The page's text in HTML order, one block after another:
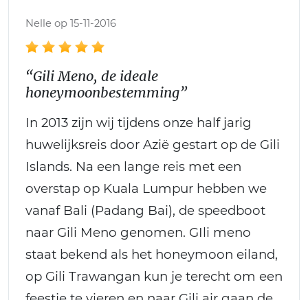
Nelle op 15-11-2016
“Gili Meno, de ideale
honeymoonbestemming”
In 2013 zijn wij tijdens onze half jarig
huwelijksreis door Azië gestart op de Gili
Islands. Na een lange reis met een
overstap op Kuala Lumpur hebben we
vanaf Bali (Padang Bai), de speedboot
naar Gili Meno genomen. GIli meno
staat bekend als het honeymoon eiland,
op Gili Trawangan kun je terecht om een